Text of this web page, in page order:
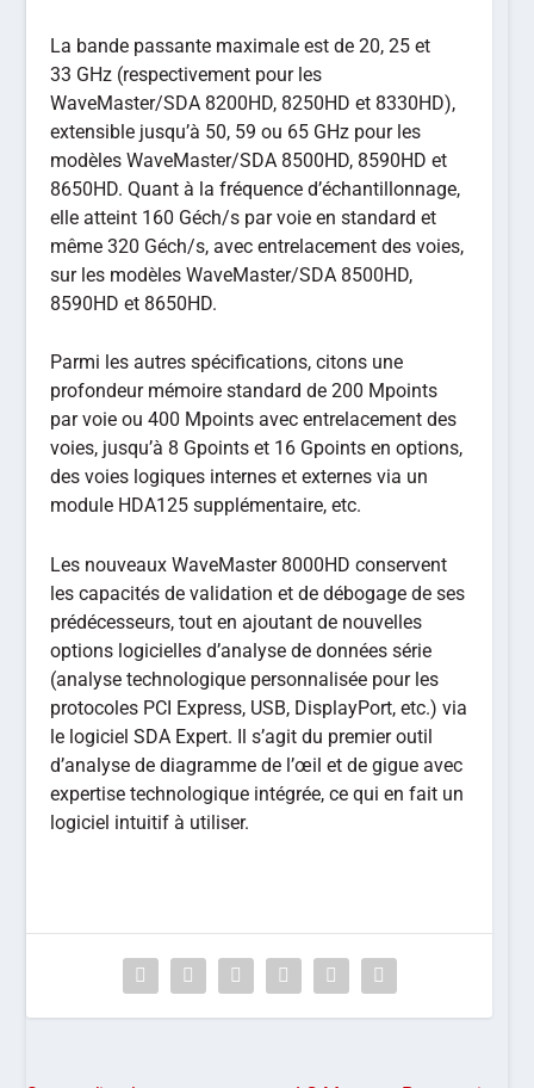
La bande passante maximale est de 20, 25 et
33 GHz (respectivement pour les
WaveMaster/SDA 8200HD, 8250HD et 8330HD),
extensible jusqu’à 50, 59 ou 65 GHz pour les
modèles WaveMaster/SDA 8500HD, 8590HD et
8650HD. Quant à la fréquence d’échantillonnage,
elle atteint 160 Géch/s par voie en standard et
même 320 Géch/s, avec entrelacement des voies,
sur les modèles WaveMaster/SDA 8500HD,
8590HD et 8650HD.
Parmi les autres spécifications, citons une
profondeur mémoire standard de 200 Mpoints
par voie ou 400 Mpoints avec entrelacement des
voies, jusqu’à 8 Gpoints et 16 Gpoints en options,
des voies logiques internes et externes via un
module HDA125 supplémentaire, etc.
Les nouveaux WaveMaster 8000HD conservent
les capacités de validation et de débogage de ses
prédécesseurs, tout en ajoutant de nouvelles
options logicielles d’analyse de données série
(analyse technologique personnalisée pour les
protocoles PCI Express, USB, DisplayPort, etc.) via
le logiciel SDA Expert. Il s’agit du premier outil
d’analyse de diagramme de l’œil et de gigue avec
expertise technologique intégrée, ce qui en fait un
logiciel intuitif à utiliser.